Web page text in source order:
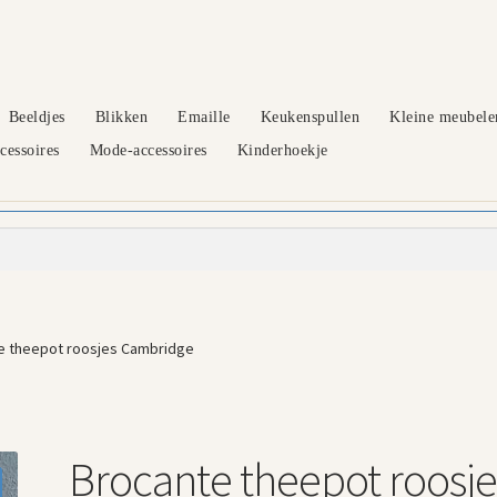
Beeldjes Blikken Emaille Keukenspullen
Kleine
Mode-accessoires Kinderhoekje
theepot roosjes Cambridge
Brocante theepot